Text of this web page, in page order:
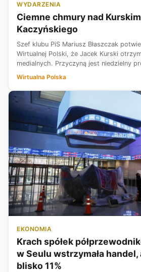
WYDARZENIA
Ciemne chmury nad
Kaczyńskiego
Szef klubu PiS Mariusz Błaszczak
Wirtualnej Polski, że Jacek Kurski
medialnych. Przyczyną jest niedzielny
Republika, podczas którego Kurski
Wirtualna Polska
EKONOMIA
Krach spółek
w Seulu wstrzymała handel,
blisko 11%